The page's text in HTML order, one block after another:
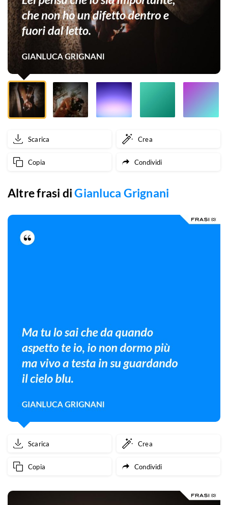
non
ho
un
difetto
dentro
e
fuori
dal
Scarica Crea
Copia Condividi
Altre frasi diGianluca Grignani
Scarica Crea
Copia Condividi